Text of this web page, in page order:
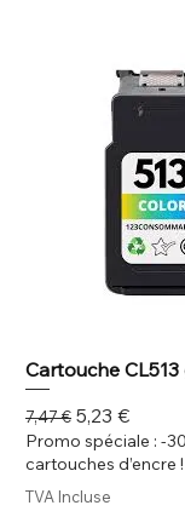
Cartouche
Prix original
7,47 € Prix
5,23 €
Promo spéciale : -
cartouches d’encre !
TVA Incluse